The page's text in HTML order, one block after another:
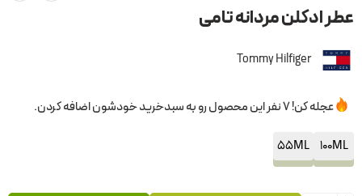
عطر ادکلن مردانه تامی
Tommy Hilfiger
عجله کن! 7 نفر این محصول رو به سبدخرید خودشون اضافه کردن.
100ML
55ML